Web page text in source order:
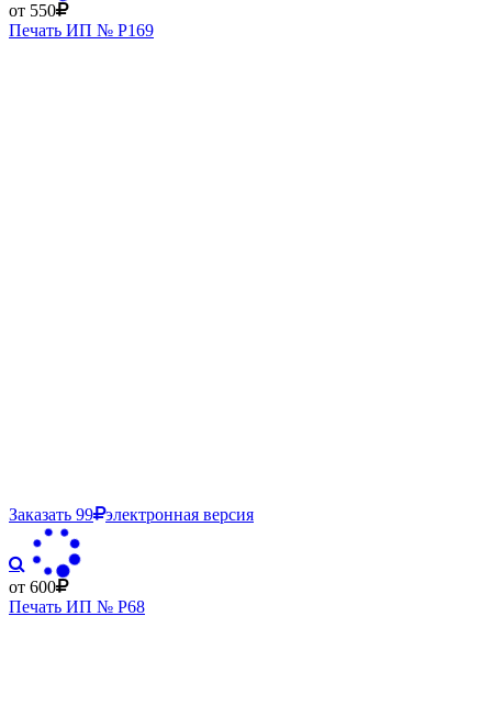
от 550
Печать ИП № Р169
Заказать 99 электронная версия
от 600
Печать ИП № Р68